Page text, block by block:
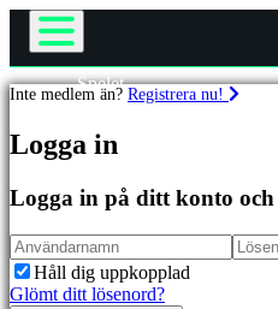
Utvalda
Nya
utgåvor
Gratis
att
spela
Spelet
Gameplay
Nyheter
Guider
Support
Forum
Shop
Inte medlem än? Registrera nu!
Logga in
Logga in på ditt konto
Håll dig uppkopplad
Glömt ditt lösenord?